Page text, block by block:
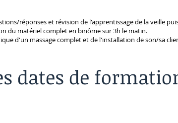
réponses et révision de l'apprentissage de la veille
du matériel complet en binôme sur 3h le matin.
d'un massage complet et de l'installation de son/sa
dates de